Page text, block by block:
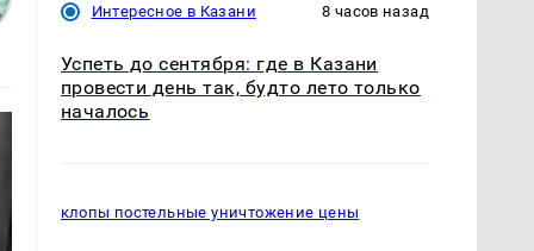
Интересное в Казани 8 часов назад
Успеть до сентября: где в Казани
провести день так, будто лето только
началось
клопы постельные уничтожение цены